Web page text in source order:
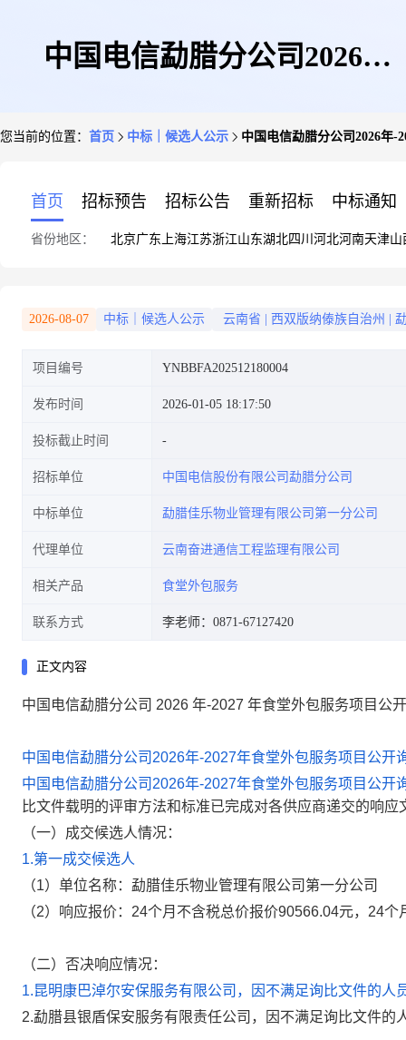
中国电信勐腊分公司2026
您当前的位置： 首页 中标｜候选人公示 中国电信勐腊分公司2026年-
首页 招标预告 招标公告 重新招标 中标通知
省份地区： 北京广东 上海江苏浙江山东湖北四川 河北河南天津山
2026-08-07 中标｜候选人公示 云南省 西双版纳傣族自治州
项目编号 YNBBFA202512180004
发布时间 2026-01-05 18:17:50
投标截止时间
招标单位 中国电信股份有限公司勐腊分公司
中标单位 勐腊佳乐物业管理有限公司第一分公司
代理单位 云南奋进通信工程监理有限公司
相关产品 食堂外包服务
联系方式 李老师：0871-67127420
正文内容
中国电信勐腊分公司 2026 年-2027 年食堂外包服务项目公
中国电信勐腊分公司2026年-2027年食堂外包服务项目公开
中国电信勐腊分公司2026年-2027年食堂外包服务项目公开
比文件载明的评审方法和标准已完成对各供应商递交的响
（一）成交候选人情况：
1.第一成交候选人
（1）单位名称：勐腊佳乐物业管理有限公司第一分公司
（2）响应报价：24个月不含税总价报价90566.04元，24
（二）否决响应情况：
1.昆明康巴淖尔安保服务有限公司，因不满足询比文件的人
2.勐腊县银盾保安服务有限责任公司，因不满足询比文件的